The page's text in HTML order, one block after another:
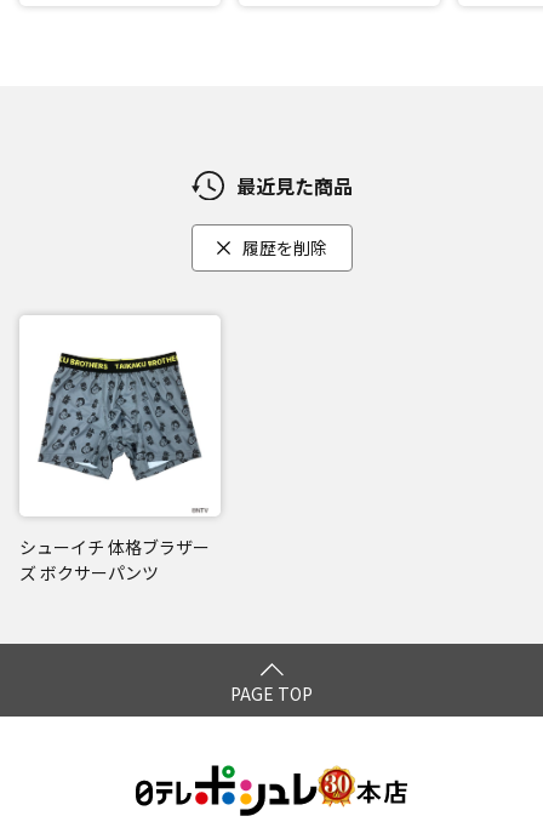
最近見た商品
履歴を削除
シューイチ 体格ブラザー
ズ ボクサーパンツ
PAGE TOP